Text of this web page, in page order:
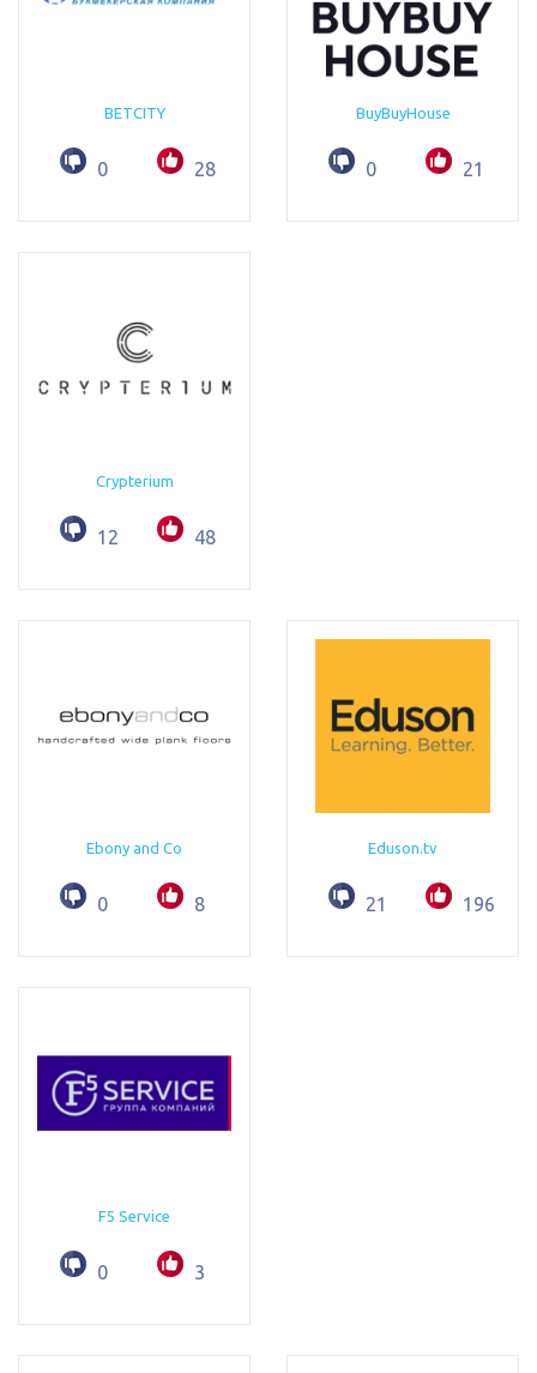
BETCITY
0 28
BuyBuyHouse
0 21
Crypterium
12 48
Ebony and Co
0 8
Eduson.tv
21 196
F5 Service
0 3